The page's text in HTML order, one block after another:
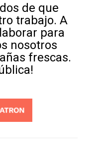
de que
trabajo. A
para
nosotros
frescas.